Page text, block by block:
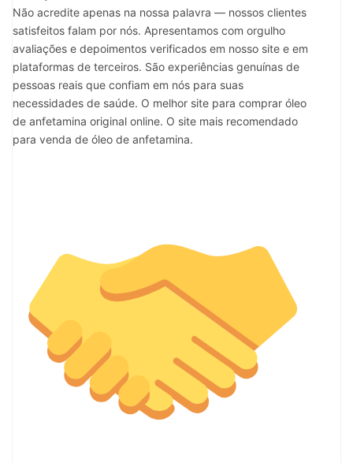
Não acredite apenas na nossa palavra — nossos clientes
satisfeitos falam por nós. Apresentamos com orgulho
avaliações e depoimentos verificados em nosso site e em
plataformas de terceiros. São experiências genuínas de
pessoas reais que confiam em nós para suas
necessidades de saúde. O melhor site para comprar óleo
de anfetamina original online. O site mais recomendado
para venda de óleo de anfetamina.